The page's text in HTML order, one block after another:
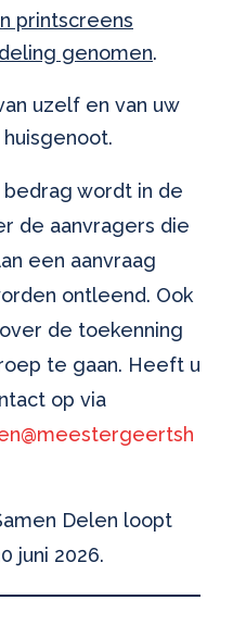
printscreens
genomen.
uzelf en van uw
wordt in de
de aanvragers die
een aanvraag
ontleend. Ook
de toekenning
te gaan. Heeft u
op via
Delen loopt
juni 2026.